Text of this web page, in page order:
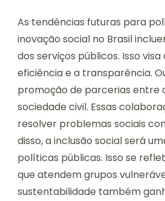
As tendências futuras para
inovação social no Brasil
dos serviços públicos. Isso
eficiência e a transparência.
promoção de parcerias entre
sociedade civil. Essas
resolver problemas sociais
disso, a inclusão social será
políticas públicas. Isso se
que atendem grupos
sustentabilidade também